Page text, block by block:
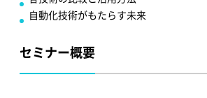
自動化技術がもたらす未来
セミナー概要